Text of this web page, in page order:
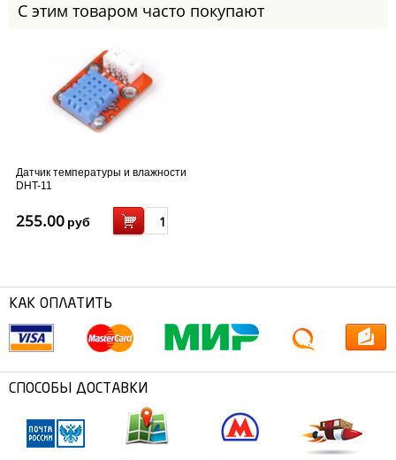
С этим товаром часто покупают
Датчик температуры и влажности
DHT-11
255.00 руб
КАК ОПЛАТИТЬ
СПОСОБЫ ДОСТАВКИ